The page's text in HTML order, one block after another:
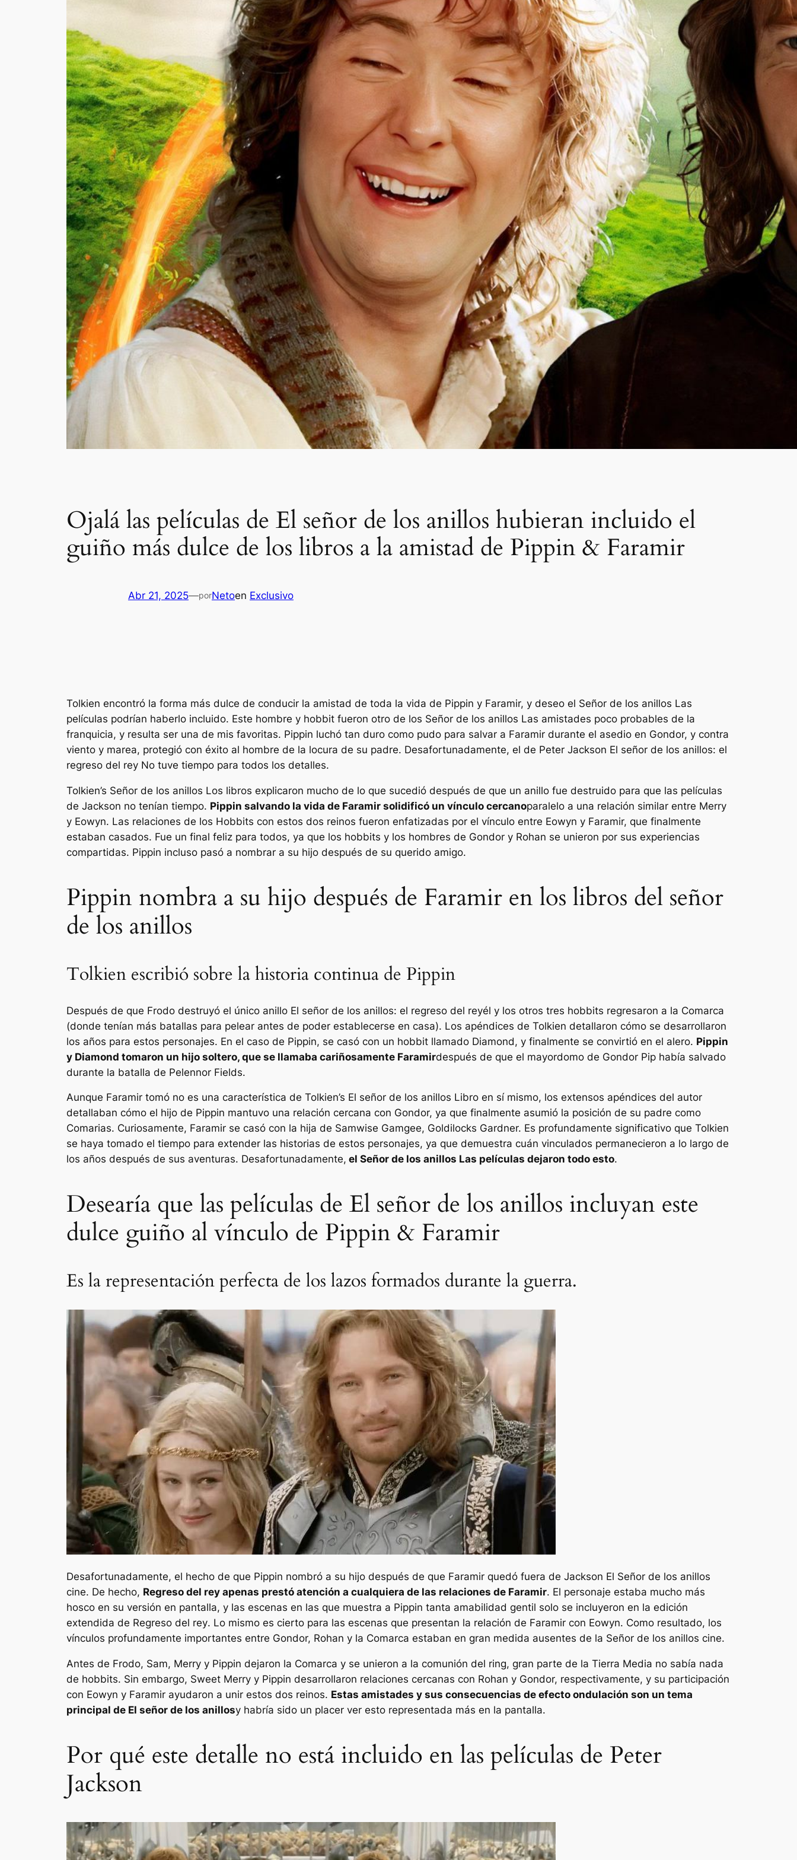
Ojalá las películas de El señor de los anillos hubieran incluido el
guiño más dulce de los libros a la amistad de Pippin & Faramir
Abr 21, 2025—porNetoen Exclusivo
Tolkien encontró la forma más dulce de conducir la amistad de toda la vida de Pippin y Faramir, y deseo el Señor de los anillos Las
películas podrían haberlo incluido. Este hombre y hobbit fueron otro de los Señor de los anillos Las amistades poco probables de la
franquicia, y resulta ser una de mis favoritas. Pippin luchó tan duro como pudo para salvar a Faramir durante el asedio en Gondor, y contra
viento y marea, protegió con éxito al hombre de la locura de su padre. Desafortunadamente, el de Peter Jackson El señor de los anillos: el
regreso del rey No tuve tiempo para todos los detalles.
Tolkien’s Señor de los anillos Los libros explicaron mucho de lo que sucedió después de que un anillo fue destruido para que las películas
de Jackson no tenían tiempo. Pippin salvando la vida de Faramir solidificó un vínculo cercanoparalelo a una relación similar entre Merry
y Eowyn. Las relaciones de los Hobbits con estos dos reinos fueron enfatizadas por el vínculo entre Eowyn y Faramir, que finalmente
estaban casados. Fue un final feliz para todos, ya que los hobbits y los hombres de Gondor y Rohan se unieron por sus experiencias
compartidas. Pippin incluso pasó a nombrar a su hijo después de su querido amigo.
Pippin nombra a su hijo después de Faramir en los libros del señor
de los anillos
Tolkien escribió sobre la historia continua de Pippin
Después de que Frodo destruyó el único anillo El señor de los anillos: el regreso del reyél y los otros tres hobbits regresaron a la Comarca
(donde tenían más batallas para pelear antes de poder establecerse en casa). Los apéndices de Tolkien detallaron cómo se desarrollaron
los años para estos personajes. En el caso de Pippin, se casó con un hobbit llamado Diamond, y finalmente se convirtió en el alero. Pippin
y Diamond tomaron un hijo soltero, que se llamaba cariñosamente Faramirdespués de que el mayordomo de Gondor Pip había salvado
durante la batalla de Pelennor Fields.
Aunque Faramir tomó no es una característica de Tolkien’s El señor de los anillos Libro en sí mismo, los extensos apéndices del autor
detallaban cómo el hijo de Pippin mantuvo una relación cercana con Gondor, ya que finalmente asumió la posición de su padre como
Comarias. Curiosamente, Faramir se casó con la hija de Samwise Gamgee, Goldilocks Gardner. Es profundamente significativo que Tolkien
se haya tomado el tiempo para extender las historias de estos personajes, ya que demuestra cuán vinculados permanecieron a lo largo de
los años después de sus aventuras. Desafortunadamente, el Señor de los anillos Las películas dejaron todo esto.
Desearía que las películas de El señor de los anillos incluyan este
dulce guiño al vínculo de Pippin & Faramir
Es la representación perfecta de los lazos formados durante la guerra.
Desafortunadamente, el hecho de que Pippin nombró a su hijo después de que Faramir quedó fuera de Jackson El Señor de los anillos
cine. De hecho, Regreso del rey apenas prestó atención a cualquiera de las relaciones de Faramir. El personaje estaba mucho más
hosco en su versión en pantalla, y las escenas en las que muestra a Pippin tanta amabilidad gentil solo se incluyeron en la edición
extendida de Regreso del rey. Lo mismo es cierto para las escenas que presentan la relación de Faramir con Eowyn. Como resultado, los
vínculos profundamente importantes entre Gondor, Rohan y la Comarca estaban en gran medida ausentes de la Señor de los anillos cine.
Antes de Frodo, Sam, Merry y Pippin dejaron la Comarca y se unieron a la comunión del ring, gran parte de la Tierra Media no sabía nada
de hobbits. Sin embargo, Sweet Merry y Pippin desarrollaron relaciones cercanas con Rohan y Gondor, respectivamente, y su participación
con Eowyn y Faramir ayudaron a unir estos dos reinos. Estas amistades y sus consecuencias de efecto ondulación son un tema
principal de El señor de los anillosy habría sido un placer ver esto representada más en la pantalla.
Por qué este detalle no está incluido en las películas de Peter
Jackson